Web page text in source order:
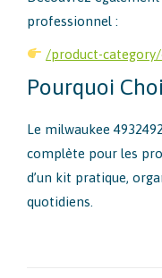
professionnel :
/product-
Pourquoi
Le milwaukee
complète pour les
d’un kit pratique,
quotidiens.